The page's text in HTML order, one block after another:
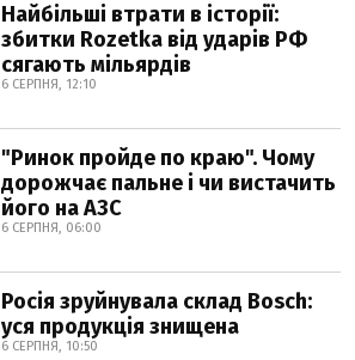
Найбільші втрати в історії:
збитки Rozetka від ударів РФ
сягають мільярдів
6 СЕРПНЯ, 12:10
"Ринок пройде по краю". Чому
дорожчає пальне і чи вистачить
його на АЗС
6 СЕРПНЯ, 06:00
Росія зруйнувала склад Bosch:
уся продукція знищена
6 СЕРПНЯ, 10:50